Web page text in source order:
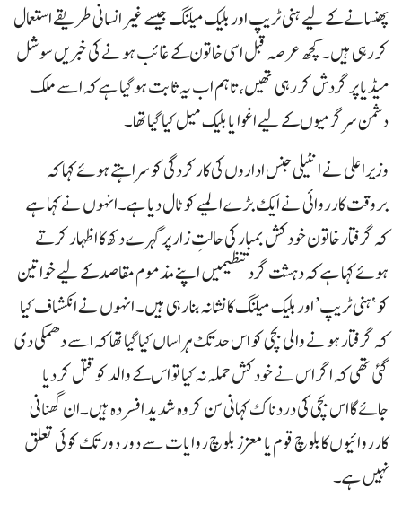
پھنسانے کے لیے ہنی ٹریپ اور بلیک میلنگ جیسے غیر انسانی طریقے استعمال
کر رہی ہیں۔ کچھ عرصہ قبل اسی خاتون کے غائب ہونے کی خبریں سوشل
میڈیا پر گردش کر رہی تھیں، تاہم اب یہ ثابت ہو گیا ہے کہ اسے ملک
دشمن سرگرمیوں کے لیے اغوا یا بلیک میل کیا گیا تھا۔
وزیراعلی نے انٹیلی جنس اداروں کی کارکردگی کو سراہتے ہوئے کہا کہ
بروقت کارروائی نے ایک بڑے المیے کو ٹال دیا ہے۔انہوں نے کہا ہے
کہ گرفتار خاتون خودکش بمبار کی حالتِ زار پر گہرے دکھ کا اظہار کرتے
ہوئے کہا ہے کہ دہشت گرد تنظیمیں اپنے مذموم مقاصد کے لیے خواتین
کو ‘ہنی ٹریپ’ اور بلیک میلنگ کا نشانہ بنا رہی ہیں۔ انہوں نے انکشاف کیا
کہ گرفتار ہونے والی بچی کو اس حد تک ہراساں کیا گیا تھا کہ اسے دھمکی دی
گئی تھی کہ اگر اس نے خودکش حملہ نہ کیا تو اس کے والد کو قتل کر دیا
جائے گا اس بچی کی دردناک کہانی سن کر وہ شدید افسردہ ہیں۔ان گھنانی
کارروائیوں کا بلوچ قوم یا معزز بلوچ روایات سے دور دور تک کوئی تعلق
نہیں ہے۔